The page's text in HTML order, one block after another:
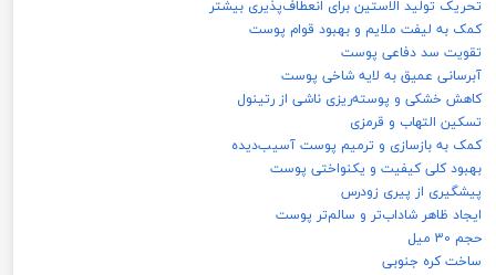
تحریک تولید الاستین برای انعطاف‌پذیری بیشتر
کمک به لیفت ملایم و بهبود قوام پوست
تقویت سد دفاعی پوست
آبرسانی عمیق به لایه شاخی پوست
کاهش خشکی و پوسته‌ریزی ناشی از رتینول
تسکین التهاب و قرمزی
کمک به بازسازی و ترمیم پوست آسیب‌دیده
بهبود کلی کیفیت و یکنواختی پوست
پیشگیری از پیری زودرس
ایجاد ظاهر شاداب‌تر و سالم‌تر پوست
حجم 30 میل
ساخت کره جنوبی